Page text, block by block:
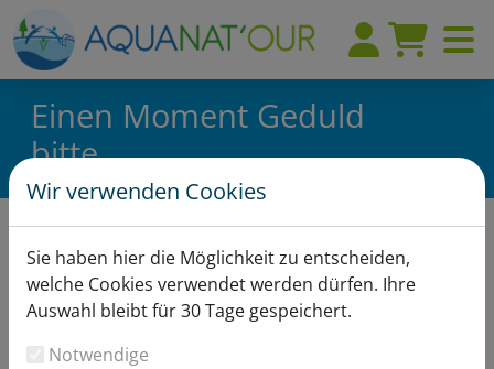
Einen Moment Geduld
bitte...
es derzeit nicht möglich, Artikel zu
kaufen.
Bitte versuchen Sie es in 15 Minuten erneut.
Wir verwenden Cookies
Sie haben hier die Möglichkeit zu entscheiden,
welche Cookies verwendet werden dürfen. Ihre
Auswahl bleibt für 30 Tage gespeichert.
Notwendige